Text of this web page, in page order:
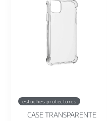
estuches protectores
CASE TRANSPARENTE